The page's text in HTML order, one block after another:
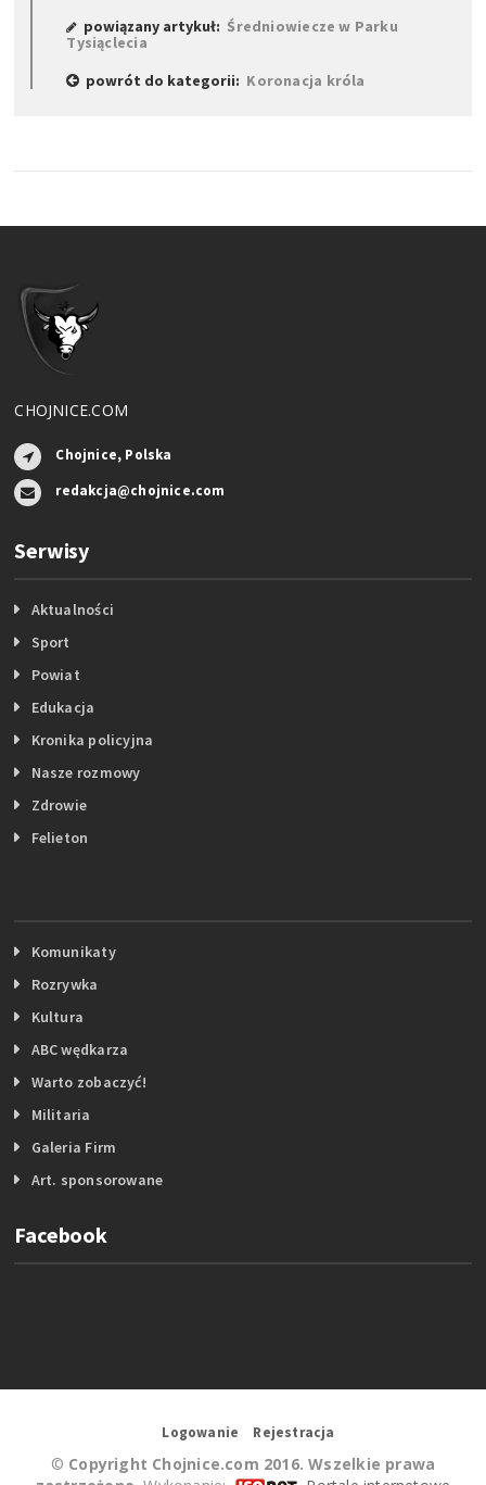
powiązany artykuł: Średniowiecze w Parku
Tysiąclecia
powrót do kategorii: Koronacja króla
CHOJNICE.COM
Chojnice, Polska
redakcja@chojnice.com
Serwisy
Aktualności
Sport
Powiat
Edukacja
Kronika policyjna
Nasze rozmowy
Zdrowie
Felieton
Komunikaty
Rozrywka
Kultura
ABC wędkarza
Warto zobaczyć!
Militaria
Galeria Firm
Art. sponsorowane
Facebook
Logowanie Rejestracja
© Copyright Chojnice.com 2016. Wszelkie prawa